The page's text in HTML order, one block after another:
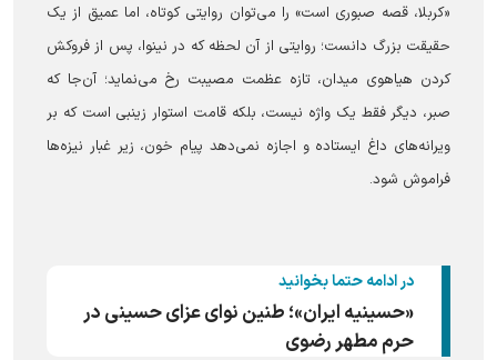
«کربلا، قصه صبوری است» را می‌توان روایتی کوتاه، اما عمیق از یک
حقیقت بزرگ دانست؛ روایتی از آن لحظه که در نینوا، پس از فروکش
کردن هیاهوی میدان، تازه عظمت مصیبت رخ می‌نماید؛ آن‌جا که
صبر، دیگر فقط یک واژه نیست، بلکه قامت استوار زینبی است که بر
ویرانه‌های داغ ایستاده و اجازه نمی‌دهد پیام خون، زیر غبار نیزه‌ها
فراموش شود.
در ادامه حتما بخوانید
«حسینیه ایران»؛ طنین نوای عزای حسینی در
حرم مطهر رضوی